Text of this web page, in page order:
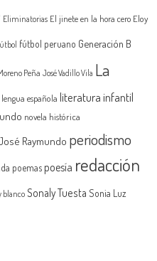
Eliminatorias El jinete en la hora cero Eloy
fútbol peruano Generación B
Peña José Vadillo Vila La
lengua española literatura infantil
novela histórica
Raymundo periodismo
poemas poesía redacción
blanco Sonaly Tuesta Sonia Luz